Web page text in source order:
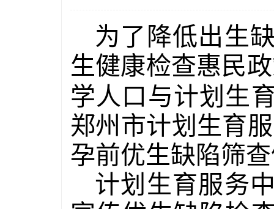
为了降低出生
生健康检查惠民
学人口与计划生
郑州市计划生育
孕前优生缺陷筛
计划生育服务